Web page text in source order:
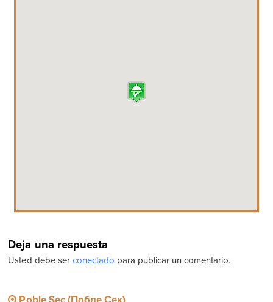
Deja una respuesta
Usted debe ser conectado para publicar un comentario.